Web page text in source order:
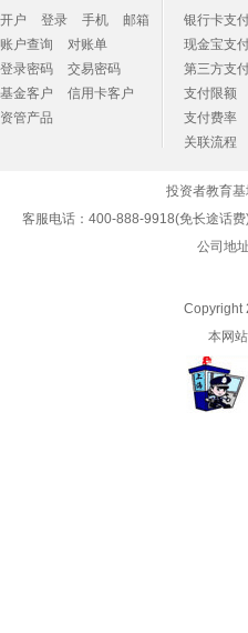
开户
登录 手机
邮箱
账户查询
对账单
登录密码
交易密码
基金客户
信用卡客户
资管产品
银行卡支
现金宝支
第三方支
支付限额
支付费率
关联流程
投资者教育
客服电话：400-888-9918(免长途话费
公司地
Copyright
本网